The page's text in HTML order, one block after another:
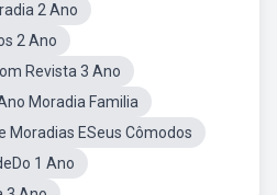
2 Ano
2 Ano
Revista 3 Ano
Moradia Familia
Moradias ESeus Cômodos
1 Ano